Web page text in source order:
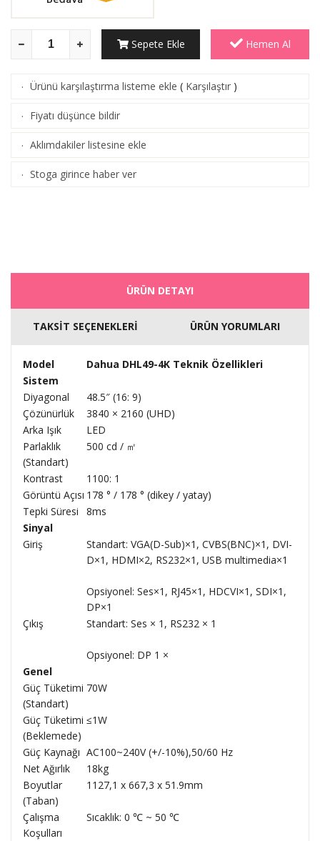
Sepete Ekle Hemen Al
· Ürünü karşılaştırma listeme ekle ( Karşılaştır )
· Fiyatı düşünce bildir
· Aklımdakiler listesine ekle
· Stoga girince haber ver
ÜRÜN DETAYI
TAKSİT SEÇENEKLERİ ÜRÜN YORUMLARI
Model
Dahua DHL49-4K Teknik Özellikleri
Sistem
Diyagonal
48.5″ (16: 9)
Çözünürlük
3840 × 2160 (UHD)
Arka Işık
LED
Parlaklık
(Standart)
500 cd / ㎡
Kontrast
1100: 1
Görüntü Açısı 178 ° / 178 ° (dikey / yatay)
Tepki Süresi
8ms
Sinyal
Giriş
Standart: VGA(D-Sub)×1, CVBS(BNC)×1, DVI-
D×1, HDMI×2, RS232×1, USB multimedia×1
Opsiyonel: Ses×1, RJ45×1, HDCVI×1, SDI×1,
DP×1
Çıkış
Standart: Ses × 1, RS232 × 1
Opsiyonel: DP 1 ×
Genel
Güç Tüketimi
(Standart)
70W
Güç Tüketimi
(Beklemede)
≤1W
Güç Kaynağı AC100~240V (+/-10%),50/60 Hz
Net Ağırlık
18kg
Boyutlar
(Taban)
1127,1 x 667,3 x 51.9mm
Çalışma
Koşulları
Sıcaklık: 0 ℃ ~ 50 ℃